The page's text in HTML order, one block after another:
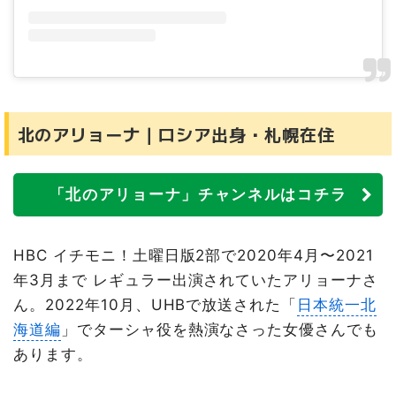
北のアリョーナ｜ロシア出身・札幌在住
「北のアリョーナ」チャンネルはコチラ
HBC イチモニ！土曜日版2部で2020年4月〜2021
年3月まで レギュラー出演されていたアリョーナさ
ん。2022年10月、UHBで放送された「 日本統一北
海道編 」でターシャ役を熱演なさった女優さんでも
あります。